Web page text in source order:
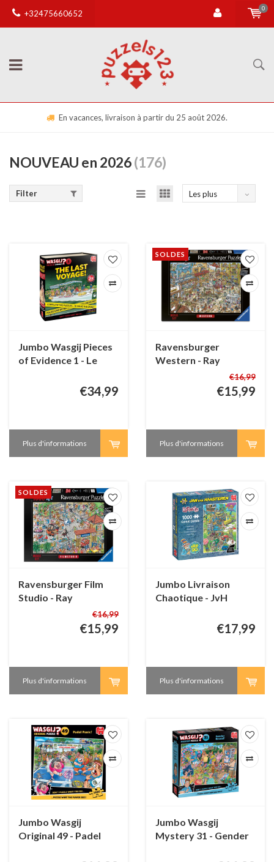
+32475660652
0
En vacances, livraison à partir du 25 août 2026.
NOUVEAU en 2026(176)
Filter
Les plus
Jumbo Wasgij Pieces
of Evidence 1 - Le
€34,99
Plus d'informations
SOLDES
Ravensburger
Western - Ray
€16,99
€15,99
Plus d'informations
SOLDES
Ravensburger Film
Studio - Ray
Nicholson - 1000€16,99
€15,99
Plus d'informations
Jumbo Livraison
Chaotique - JvH
€17,99
Plus d'informations
Jumbo Wasgij
Original 49 - Padel
Jumbo Wasgij
Mystery 31 - Gender